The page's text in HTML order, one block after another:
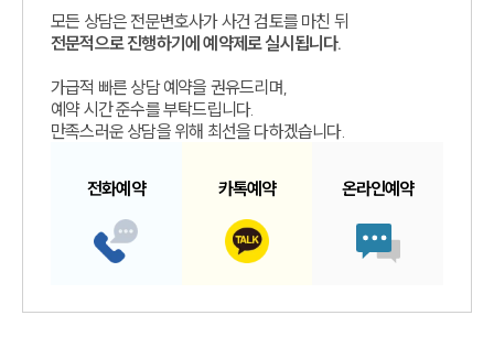
모든 상담은 전문변호사가 사건 검토를 마친 뒤
전문적으로 진행하기에 예약제로 실시됩니다.
가급적 빠른 상담 예약을 권유드리며,
예약 시간 준수를 부탁드립니다.
만족스러운 상담을 위해 최선을 다하겠습니다.
전화예약 카톡예약 온라인예약